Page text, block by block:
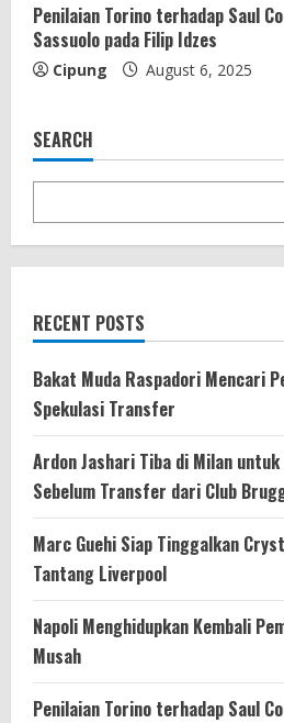
Penilaian Torino terhadap Saul
Sassuolo pada Filip Idzes
Cipung August 6, 2025
SEARCH
RECENT POSTS
Bakat Muda Raspadori Mencari
Spekulasi Transfer
Ardon Jashari Tiba di Milan
Sebelum Transfer dari Club
Marc Guehi Siap Tinggalkan
Tantang Liverpool
Napoli Menghidupkan Kembali
Musah
Penilaian Torino terhadap Saul